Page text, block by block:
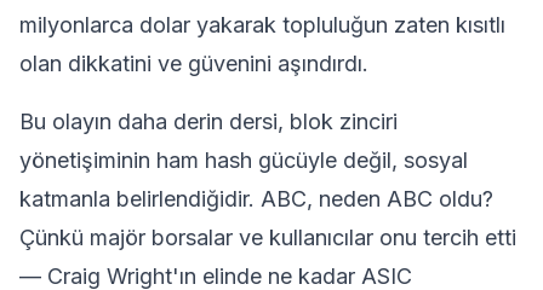
milyonlarca dolar yakarak topluluğun zaten kısıtlı
olan dikkatini ve güvenini aşındırdı.
Bu olayın daha derin dersi, blok zinciri
yönetişiminin ham hash gücüyle değil, sosyal
katmanla belirlendiğidir. ABC, neden ABC oldu?
Çünkü majör borsalar ve kullanıcılar onu tercih etti
— Craig Wright'ın elinde ne kadar ASIC